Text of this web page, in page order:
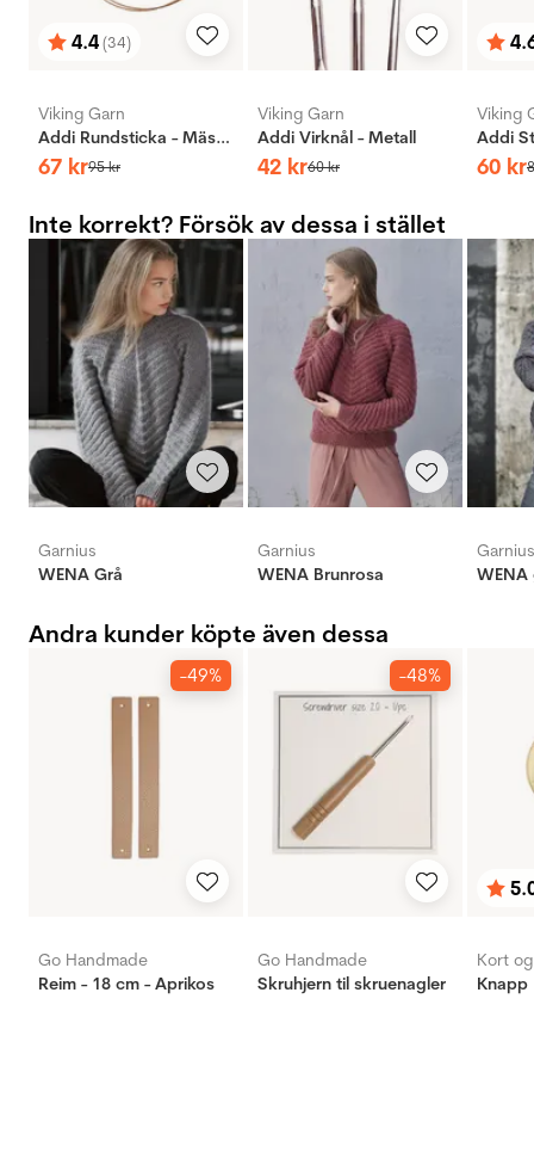
Betyg:
4.4(34)
utav 5 stjärnor
Viking Garn
Addi Rundsticka - Mässing
67 kr95kr
Viking Garn
Addi Virknål - Metall
42 kr60kr
utav
Viking
60 kr
Inte korrekt? Försök av dessa i stället
Garnius
WENA Grå
Garnius
WENA Brunrosa
Garnius
WENA
Andra kunder köpte även dessa
-49%
Go Handmade
Reim - 18 cm - Aprikos
-48%
Go Handmade
Skruhjern til skruenagler
utav
Kort